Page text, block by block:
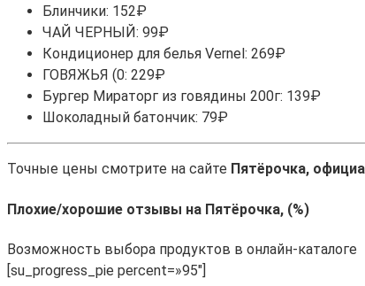
Блинчики: 152₽
ЧАЙ ЧЕРНЫЙ: 99₽
Кондиционер для белья Vernel: 269₽
ГОВЯЖЬЯ (0: 229₽
Бургер Мираторг из говядины 200г: 139₽
Шоколадный батончик: 79₽
Точные цены смотрите на сайте Пятёрочка,
Плохие/хорошие отзывы на Пятёрочка, (%)
Возможность выбора продуктов в онлайн-каталоге
[su_progress_pie percent=»95″]